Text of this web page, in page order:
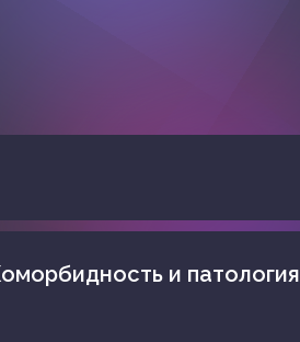
и патология